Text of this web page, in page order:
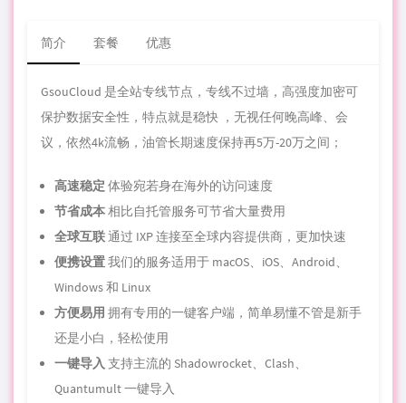
简介 套餐 优惠
GsouCloud 是全站专线节点，专线不过墙，高强度加密可
保护数据安全性，特点就是稳快 ，无视任何晚高峰、会
议，依然4k流畅，油管长期速度保持再5万-20万之间；
高速稳定 体验宛若身在海外的访问速度
节省成本相比自托管服务可节省大量费用
全球互联通过 IXP 连接至全球内容提供商，更加快速
便携设置我们的服务适用于 macOS、iOS、Android、
Windows 和 Linux
方便易用 拥有专用的一键客户端，简单易懂不管是新手
还是小白，轻松使用
一键导入 支持主流的 Shadowrocket、Clash、
Quantumult 一键导入